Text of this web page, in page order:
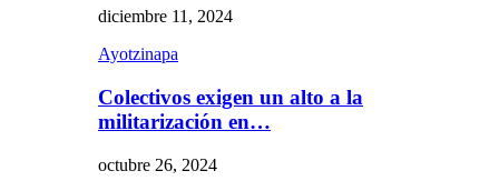
diciembre 11, 2024
Ayotzinapa
Colectivos exigen un alto a la
militarización en…
octubre 26, 2024